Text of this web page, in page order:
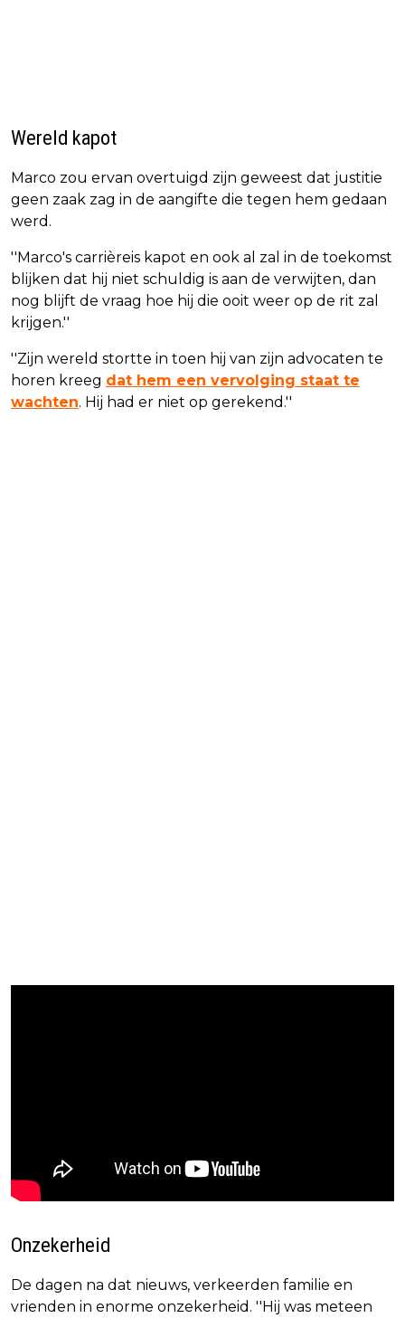
Wereld kapot
Marco zou ervan overtuigd zijn geweest dat justitie
geen zaak zag in de aangifte die tegen hem gedaan
werd.
''Marco's carrièreis kapot en ook al zal in de toekomst
blijken dat hij niet schuldig is aan de verwijten, dan
nog blijft de vraag hoe hij die ooit weer op de rit zal
krijgen.''
''Zijn wereld stortte in toen hij van zijn advocaten te
horen kreeg dat hem een vervolging staat te
wachten. Hij had er niet op gerekend.''
Onzekerheid
De dagen na dat nieuws, verkeerden familie en
vrienden in enorme onzekerheid. ''Hij was meteen